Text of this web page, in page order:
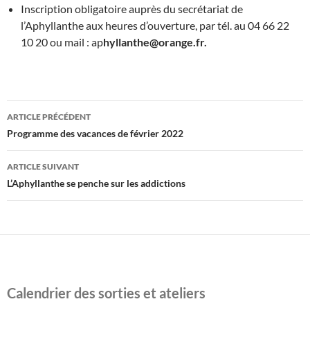
Inscription obligatoire auprès du secrétariat de
l’Aphyllanthe aux heures d’ouverture, par tél. au 04 66 22
10 20 ou mail : aphyllanthe@orange.fr.
Navigation
des
articles
ARTICLE PRÉCÉDENT
Programme des vacances de février 2022
ARTICLE SUIVANT
L’Aphyllanthe se penche sur les addictions
Calendrier des sorties et ateliers